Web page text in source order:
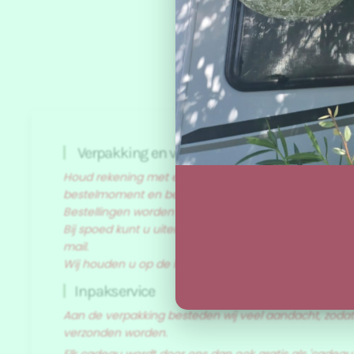
Verpakking en verzending
Houd rekening met een levertijd van 1 tot 3 dagen.
bestelmoment en bezorgdienst.
Bestellingen worden verzonden op dinsdag,
Bij spoed kunt u uiteraard altijd contact met mij
mail.
Wij houden u op de hoogte van de bestelstatus.
Inpakservice
Aan de verpakking besteden wij veel aandacht,
verzonden worden.